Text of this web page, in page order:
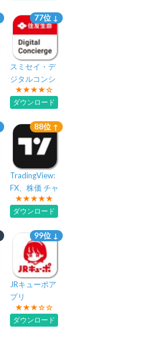
77位 ↓
スミセイ・デ
ジタルコンシ
ェルジュ
ダウンロード
88位 ↑
TradingView:
FX、株価 チャ
ート・ビット
コイン
ダウンロード
99位 ↓
JRキューポア
プリ
ダウンロード